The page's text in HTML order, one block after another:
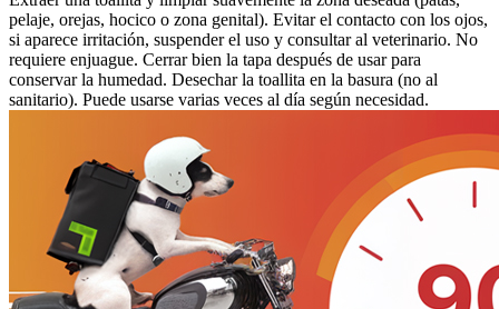
pelaje, orejas, hocico o zona genital). Evitar el contacto con los ojos,
si aparece irritación, suspender el uso y consultar al veterinario. No
requiere enjuague. Cerrar bien la tapa después de usar para
conservar la humedad. Desechar la toallita en la basura (no al
sanitario). Puede usarse varias veces al día según necesidad.